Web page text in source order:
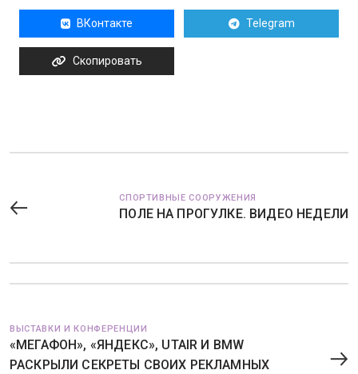
ВКонтакте Telegram
Скопировать
СПОРТИВНЫЕ СООРУЖЕНИЯ
ПОЛЕ НА ПРОГУЛКЕ. ВИДЕО НЕДЕЛИ
ВЫСТАВКИ И КОНФЕРЕНЦИИ
«МЕГАФОН», «ЯНДЕКС», UTAIR И BMW
РАСКРЫЛИ СЕКРЕТЫ СВОИХ РЕКЛАМНЫХ